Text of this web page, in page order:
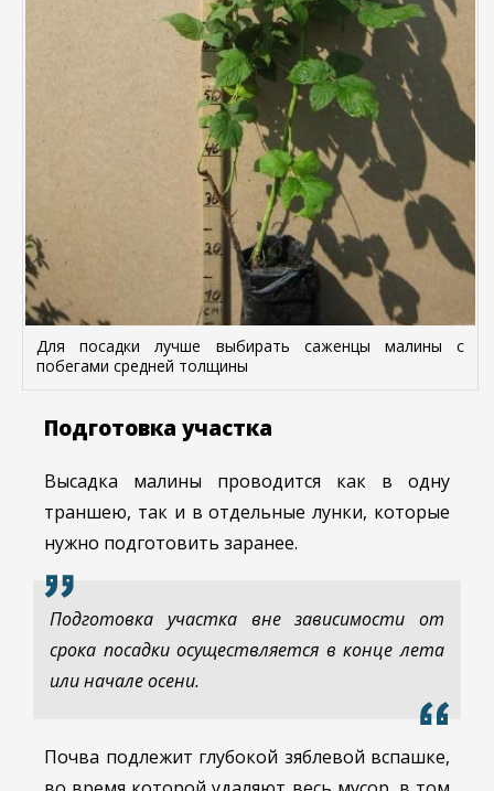
Для посадки лучше выбирать саженцы малины с
побегами средней толщины
Подготовка участка
Высадка малины проводится как в одну
траншею, так и в отдельные лунки, которые
нужно подготовить заранее.
Подготовка участка вне зависимости от
срока посадки осуществляется в конце лета
или начале осени.
Почва подлежит глубокой зяблевой вспашке,